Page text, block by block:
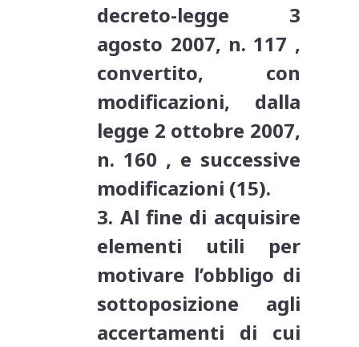
decreto-legge 3
agosto 2007, n. 117 ,
convertito, con
modificazioni, dalla
legge 2 ottobre 2007,
n. 160 , e successive
modificazioni (15).
3. Al fine di acquisire
elementi utili per
motivare l’obbligo di
sottoposizione agli
accertamenti di cui